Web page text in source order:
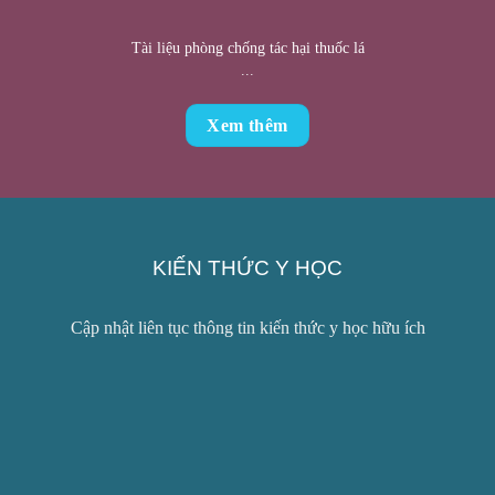
Tài liệu phòng chống tác hại thuốc lá
Xem thêm
KIẾN THỨC Y HỌC
Cập nhật liên tục thông tin kiến thức y học hữu ích